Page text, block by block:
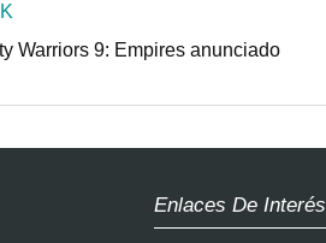
Warriors 9: Empires anunciado
Enlaces De Interés